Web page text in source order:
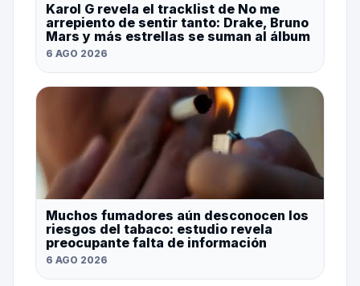
Karol G revela el tracklist de No me
arrepiento de sentir tanto: Drake, Bruno
Mars y más estrellas se suman al álbum
6 AGO 2026
Muchos fumadores aún desconocen los
riesgos del tabaco: estudio revela
preocupante falta de información
6 AGO 2026